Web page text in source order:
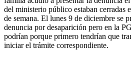
del ministerio público estaban cerradas
de semana. El lunes 9 de diciembre se
denuncia por desaparición pero en la
podrían porque primero tendrían que
iniciar el trámite correspondiente.